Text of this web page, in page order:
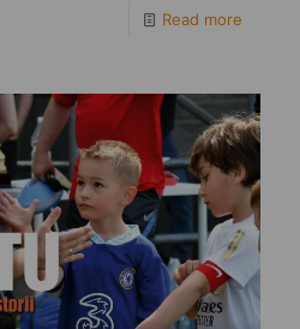
Read more